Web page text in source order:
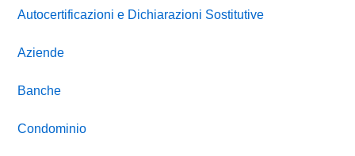
Autocertificazioni e Dichiarazioni Sostitutive
Aziende
Banche
Condominio